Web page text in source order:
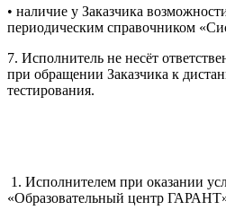
• наличие у Заказчика
периодическим справочником
7. Исполнитель не несёт
при обращении Заказчика к
тестирования.
1. Исполнителем при оказании
«Образовательный центр